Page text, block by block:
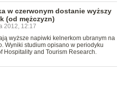
w czerwonym dostanie wyższy
(od mężczyzn)
2012, 12:17
wyższe napiwki kelnerkom ubranym na
Wyniki studium opisano w periodyku
Hospitality and Tourism Research.